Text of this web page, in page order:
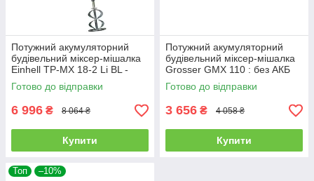
Потужний акумуляторний
будівельний міксер-мішалка
Einhell TP-MX 18-2 Li BL -
Solo : без АКБ, 720 об/хв, 60
Нм
Готово до відправки
6 996 ₴ 8 064 ₴
Купити
Потужний акумуляторний
будівельний міксер-мішалка
Grosser GMX 110 : без АКБ
(G0279)
Готово до відправки
3 656 ₴ 4 058 ₴
Купити
Топ –10%